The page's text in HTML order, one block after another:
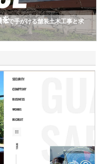
で手がける舗装土木工事と求